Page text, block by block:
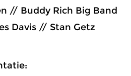
// Buddy Rich Big Band
Davis // Stan Getz